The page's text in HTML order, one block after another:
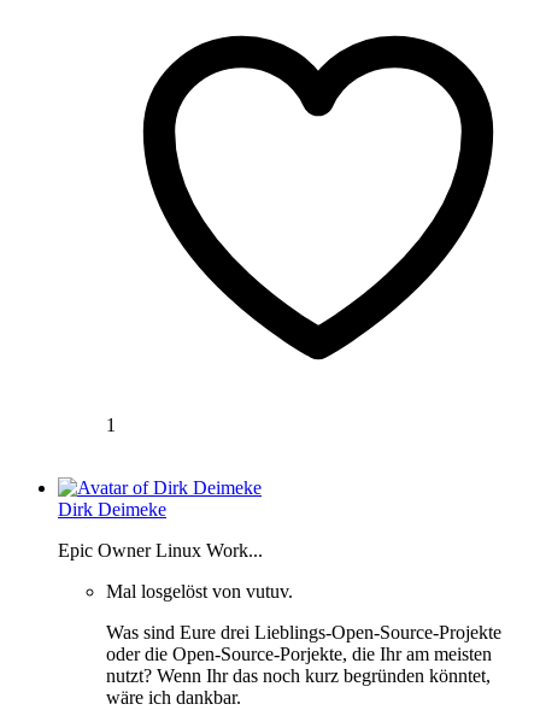
1
Dirk Deimeke
Epic Owner Linux Work...
Mal losgelöst von vutuv.
Was sind Eure drei Lieblings-Open-Source-Projekte
oder die Open-Source-Porjekte, die Ihr am meisten
nutzt? Wenn Ihr das noch kurz begründen könntet,
wäre ich dankbar.